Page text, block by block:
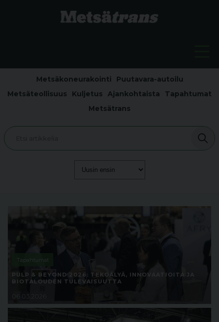
Metsäkoneurakointi
Puutavara-autoilu
Metsäteollisuus
Kuljetus Ajankohtaista
Tapahtumat
Metsätrans
Tapahtumat
PULP & BEYOND 2026: TEKOÄLYÄ, INNOVAATIOITA JA
BIOTALOUDEN TULEVAISUUTTA
06.03.2026